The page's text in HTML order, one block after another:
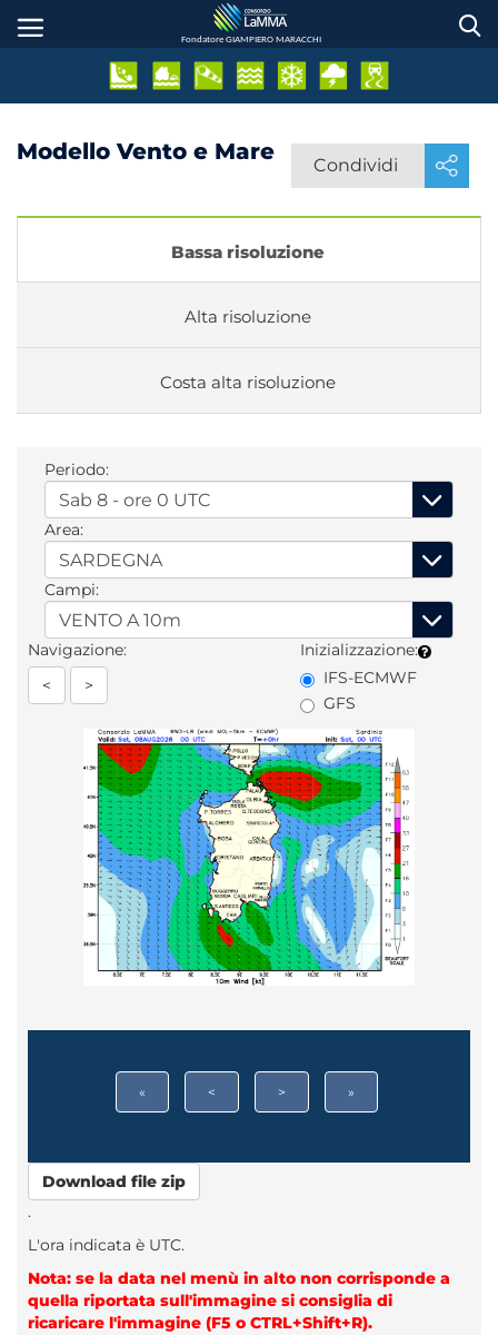
Fondatore GIAMPIERO MARACCHI
Modello Vento e Mare
Condividi
Bassa risoluzione
Alta risoluzione
Costa alta risoluzione
Periodo:
Area:
Campi:
Navigazione:
<
>
Inizializzazione:
IFS-ECMWF
GFS
« < > »
Download file zip
.
L'ora indicata è UTC.
Nota: se la data nel menù in alto non corrisponde a
quella riportata sull'immagine si consiglia di
ricaricare l'immagine (F5 o CTRL+Shift+R).